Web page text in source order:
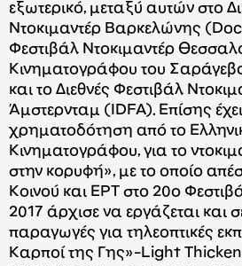
εξωτερικό, μεταξύ αυτών στο
Ντοκιμαντέρ Βαρκελώνης
Φεστιβάλ Ντοκιμαντέρ
Κινηματογράφου του
και το Διεθνές Φεστιβάλ
Άμστερνταμ (IDFA). Επίσης
χρηματοδότηση από το
Κινηματογράφου, για το
στην κορυφή», με το οποίο
Κοινού και ΕΡΤ στο 20ο
2017 άρχισε να εργάζεται και
παραγωγές για τηλεοπτικές
Καρποί της Γης»-Light